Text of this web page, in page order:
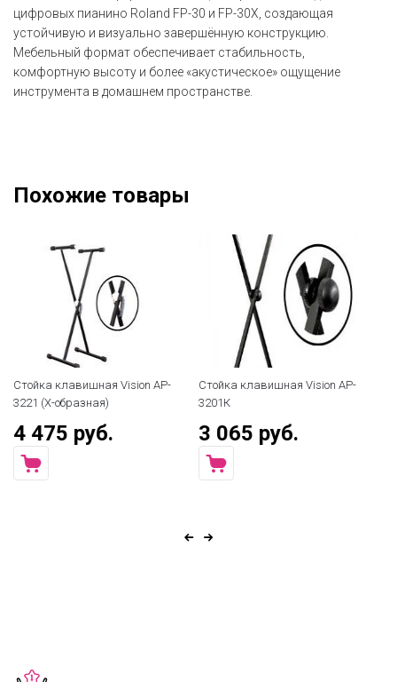
цифровых пианино Roland FP-30 и FP-30X, создающая
устойчивую и визуально завершённую конструкцию.
Мебельный формат обеспечивает стабильность,
комфортную высоту и более «акустическое» ощущение
инструмента в домашнем пространстве.
Похожие товары
Стойка клавишная Vision AP-
3221 (X-образная)
4 475 руб.
Стойка клавишная Vision AP-
3201К
3 065 руб.